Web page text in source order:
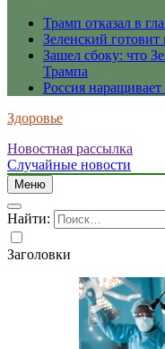
Трамп отказал в
Зеленский
Зашел сбоку: что
Трампа
Россия
Здоровье
Новостная рассылка
Случайные новости
Меню
Найти:
Заголовки